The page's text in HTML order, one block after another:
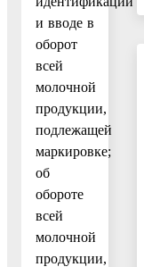
и вводе в
оборот
всей
молочной
продукции,
подлежащей
маркировке;
об
обороте
всей
молочной
продукции,